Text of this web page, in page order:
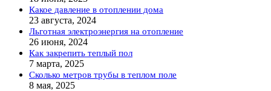
Какое давление в отоплении дома
23 августа, 2024
Льготная электроэнергия на отопление
26 июня, 2024
Как закрепить теплый пол
7 марта, 2025
Сколько метров трубы в теплом поле
8 мая, 2025